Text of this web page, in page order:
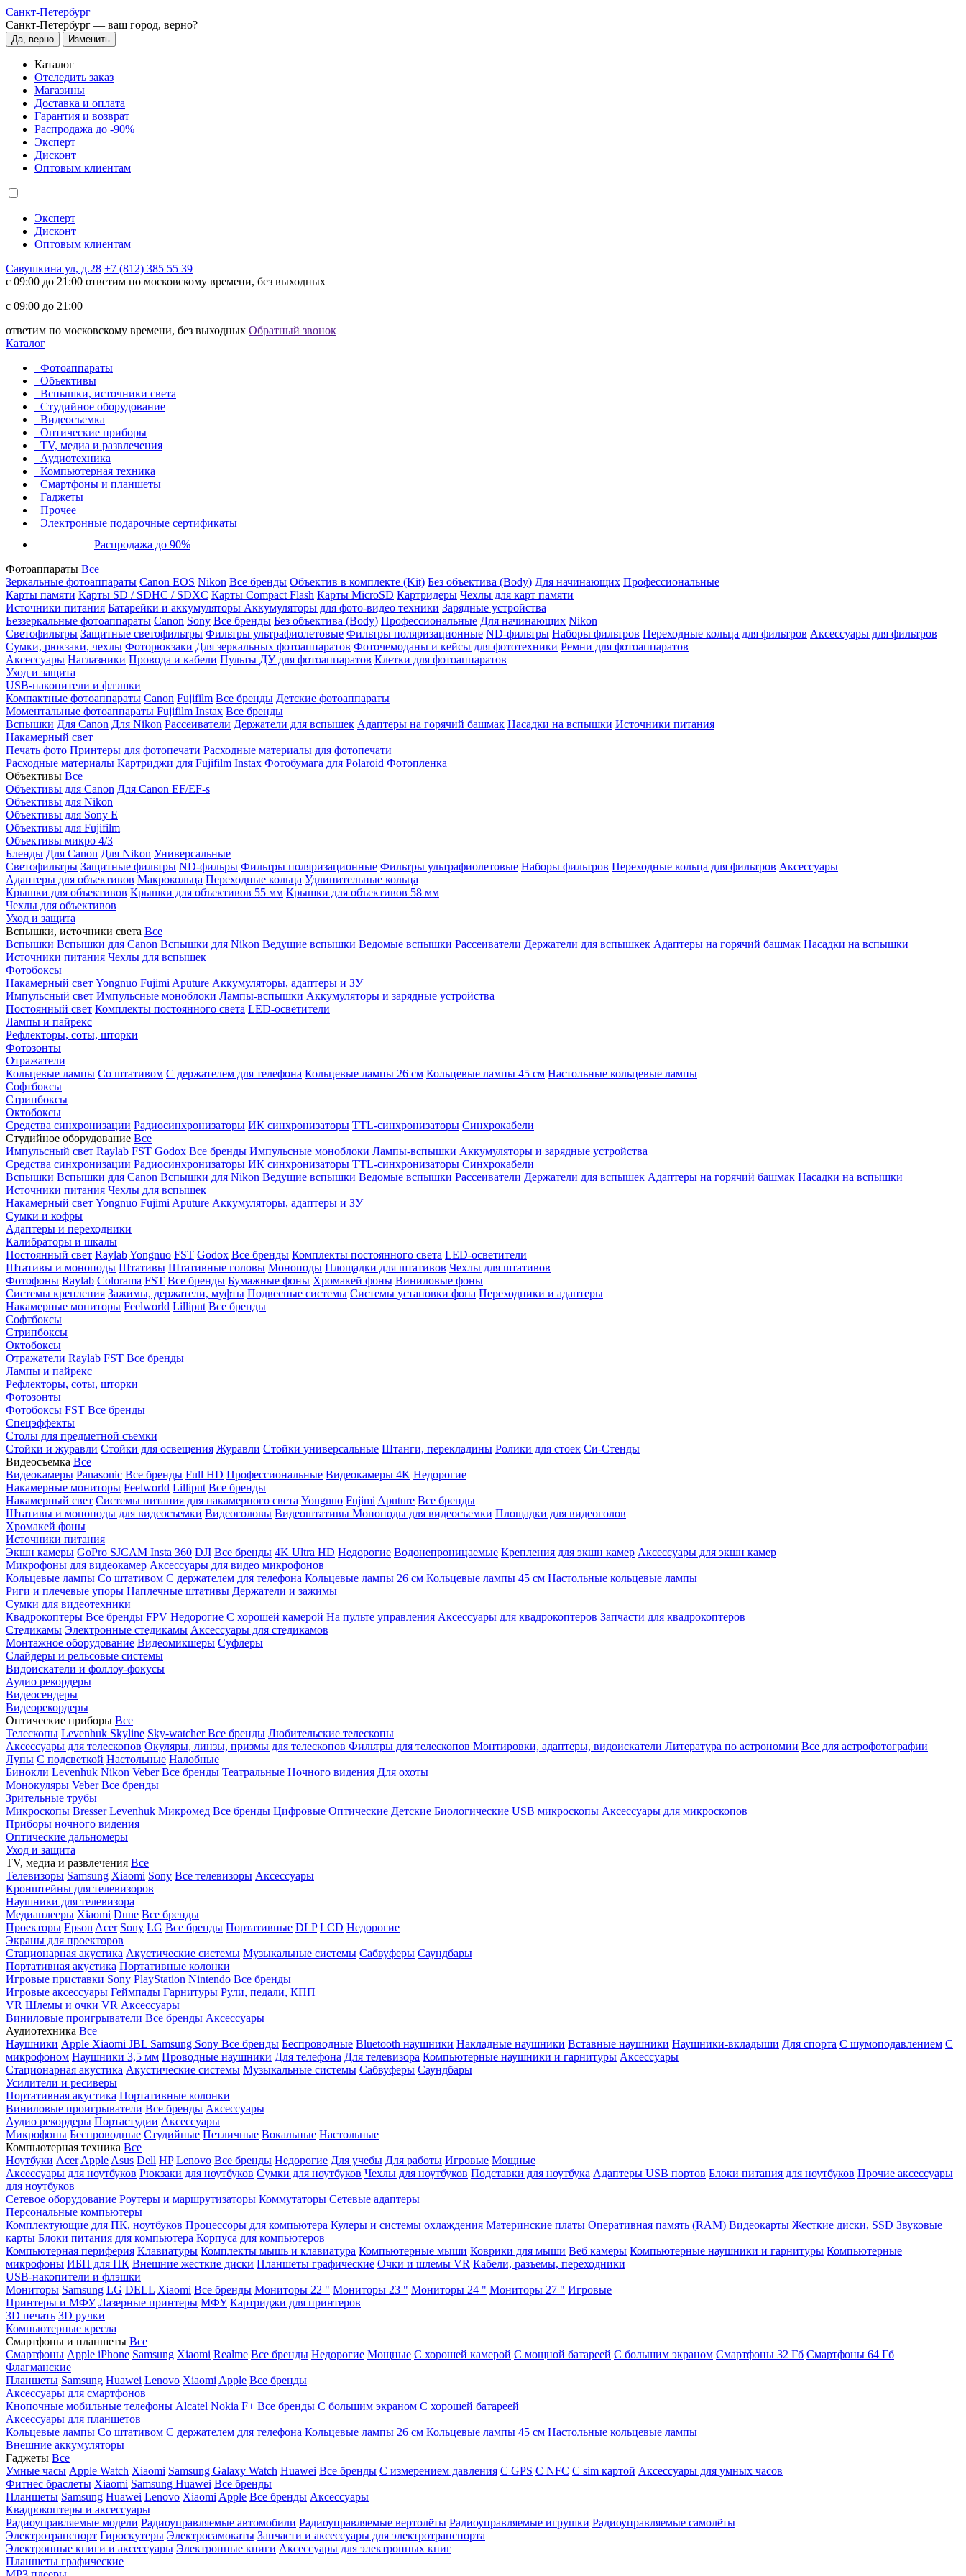
Санкт-Петербург
Санкт-Петербург — ваш город, верно?
Да, верно Изменить
Каталог
Отследить заказ
Магазины
Доставка и оплата
Гарантия и возврат
Распродажа до -90%
Эксперт
Дисконт
Оптовым клиентам
Эксперт
Дисконт
Оптовым клиентам
Савушкина ул, д.28 +7 (812) 385 55 39
c 09:00 до 21:00 ответим по московскому времени, без выходных
c 09:00 до 21:00
ответим по московскому времени, без выходных Обратный звонок
Каталог
Фотоаппараты
Объективы
Вспышки, источники света
Студийное оборудование
Видеосъемка
Оптические приборы
TV, медиа и развлечения
Аудиотехника
Компьютерная техника
Смартфоны и планшеты
Гаджеты
Прочее
Электронные подарочные сертификаты
Распродажа до 90%
Фотоаппараты Все
Зеркальные фотоаппараты Canon EOS Nikon Все бренды Объектив в комплекте (Kit) Без объектива (Body) Для начинающих Профессиональные
Карты памяти Карты SD / SDHC / SDXC Карты Compact Flash Карты MicroSD Картридеры Чехлы для карт памяти
Источники питания Батарейки и аккумуляторы Аккумуляторы для фото-видео техники Зарядные устройства
Беззеркальные фотоаппараты Canon Sony Все бренды Без объектива (Body) Профессиональные Для начинающих Nikon
Светофильтры Защитные светофильтры Фильтры ультрафиолетовые Фильтры поляризационные ND-фильтры Наборы фильтров Переходные кольца для фильтров Аксессуары для фильтров
Сумки, рюкзаки, чехлы Фоторюкзаки Для зеркальных фотоаппаратов Фоточемоданы и кейсы для фототехники Ремни для фотоаппаратов
Аксессуары Наглазники Провода и кабели Пульты ДУ для фотоаппаратов Клетки для фотоаппаратов
Уход и защита
USB-накопители и флэшки
Компактные фотоаппараты Canon Fujifilm Все бренды Детские фотоаппараты
Моментальные фотоаппараты Fujifilm Instax Все бренды
Вспышки Для Canon Для Nikon Рассеиватели Держатели для вспышек Адаптеры на горячий башмак Насадки на вспышки Источники питания
Накамерный свет
Печать фото Принтеры для фотопечати Расходные материалы для фотопечати
Расходные материалы Картриджи для Fujifilm Instax Фотобумага для Polaroid Фотопленка
Объективы Все
Объективы для Canon Для Canon EF/EF-s
Объективы для Nikon
Объективы для Sony E
Объективы для Fujifilm
Объективы микро 4/3
Бленды Для Canon Для Nikon Универсальные
Светофильтры Защитные фильтры ND-фильры Фильтры поляризационные Фильтры ультрафиолетовые Наборы фильтров Переходные кольца для фильтров Аксессуары
Адаптеры для объективов Макрокольца Переходные кольца Удлинительные кольца
Крышки для объективов Крышки для объективов 55 мм Крышки для объективов 58 мм
Чехлы для объективов
Уход и защита
Вспышки, источники света Все
Вспышки Вспышки для Canon Вспышки для Nikon Ведущие вспышки Ведомые вспышки Рассеиватели Держатели для вспышкек Адаптеры на горячий башмак Насадки на вспышки
Источники питания Чехлы для вспышек
Фотобоксы
Накамерный свет Yongnuo Fujimi Aputure Аккумуляторы, адаптеры и ЗУ
Импульсный свет Импульсные моноблоки Лампы-вспышки Аккумуляторы и зарядные устройства
Постоянный свет Комплекты постоянного света LED-осветители
Лампы и пайрекс
Рефлекторы, соты, шторки
Фотозонты
Отражатели
Кольцевые лампы Со штативом С держателем для телефона Кольцевые лампы 26 см Кольцевые лампы 45 см Настольные кольцевые лампы
Софтбоксы
Стрипбоксы
Октобоксы
Средства синхронизации Радиосинхронизаторы ИК синхронизаторы TTL-синхронизаторы Синхрокабели
Студийное оборудование Все
Импульсный свет Raylab FST Godox Все бренды Импульсные моноблоки Лампы-вспышки Аккумуляторы и зарядные устройства
Средства синхронизации Радиосинхронизаторы ИК синхронизаторы TTL-синхронизаторы Синхрокабели
Вспышки Вспышки для Canon Вспышки для Nikon Ведущие вспышки Ведомые вспышки Рассеиватели Держатели для вспышек Адаптеры на горячий башмак Насадки на вспышки
Источники питания Чехлы для вспышек
Накамерный свет Yongnuo Fujimi Aputure Аккумуляторы, адаптеры и ЗУ
Сумки и кофры
Адаптеры и переходники
Калибраторы и шкалы
Постоянный свет RaylabYongnuo FST Godox Все бренды Комплекты постоянного света LED-осветители
Штативы и моноподы Штативы Штативные головы Моноподы Площадки для штативов Чехлы для штативов
Фотофоны Raylab Colorama FST Все бренды Бумажные фоны Хромакей фоны Виниловые фоны
Системы крепления Зажимы, держатели, муфты Подвесные системы Системы установки фона Переходники и адаптеры
Накамерные мониторы Feelworld Lilliput Все бренды
Софтбоксы
Стрипбоксы
Октобоксы
Отражатели Raylab FST Все бренды
Лампы и пайрекс
Рефлекторы, соты, шторки
Фотозонты
Фотобоксы FST Все бренды
Спецэффекты
Столы для предметной съемки
Стойки и журавли Стойки для освещения Журавли Стойки универсальные Штанги, перекладины Ролики для стоек Си-Стенды
Видеосъемка Все
Видеокамеры Panasonic Все бренды Full HD Профессиональные Видеокамеры 4K Недорогие
Накамерные мониторы Feelworld Lilliput Все бренды
Накамерный свет Системы питания для накамерного света Yongnuo Fujimi Aputure Все бренды
Штативы и моноподы для видеосъемки Видеоголовы Видеоштативы Моноподы для видеосъемки Площадки для видеоголов
Хромакей фоны
Источники питания
Экшн камеры GoPro SJCAM Insta 360 DJI Все бренды 4K Ultra HD Недорогие Водонепроницаемые Крепления для экшн камер Аксессуары для экшн камер
Микрофоны для видеокамер Аксессуары для видео микрофонов
Кольцевые лампы Со штативом C держателем для телефона Кольцевые лампы 26 см Кольцевые лампы 45 см Настольные кольцевые лампы
Риги и плечевые упоры Наплечные штативы Держатели и зажимы
Сумки для видеотехники
Квадрокоптеры Все бренды FPV Недорогие С хорошей камерой На пульте управления Аксессуары для квадрокоптеров Запчасти для квадрокоптеров
Стедикамы Электронные стедикамы Аксессуары для стедикамов
Монтажное оборудование Видеомикшеры Суфлеры
Слайдеры и рельсовые системы
Видоискатели и фоллоу-фокусы
Аудио рекордеры
Видеосендеры
Видеорекордеры
Оптические приборы Все
Телескопы Levenhuk Skyline Sky-watcherВсе бренды Любительские телескопы
Аксессуары для телескопов Окуляры, линзы, призмы для телескопов Фильтры для телескопов Монтировки, адаптеры, видоискатели Литература по астрономии Все для астрофотографии
Лупы С подсветкой Настольные Налобные
Бинокли Levenhuk Nikon VeberВсе бренды Театральные Ночного видения Для охоты
Монокуляры Veber Все бренды
Зрительные трубы
Микроскопы BresserLevenhuk Микромед Все бренды Цифровые Оптические Детские Биологические USB микроскопы Аксессуары для микроскопов
Приборы ночного видения
Оптические дальномеры
Уход и защита
TV, медиа и развлечения Все
Телевизоры Samsung Xiaomi Sony Все телевизоры Аксессуары
Кронштейны для телевизоров
Наушники для телевизора
Медиаплееры Xiaomi Dune Все бренды
Проекторы Epson Acer Sony LG Все бренды Портативные DLP LCD Недорогие
Экраны для проекторов
Стационарная акустика Акустические системы Музыкальные системы Сабвуферы Саундбары
Портативная акустика Портативные колонки
Игровые приставки Sony PlayStation Nintendo Все бренды
Игровые аксессуары Геймпады Гарнитуры Рули, педали, КПП
VR Шлемы и очки VR Аксессуары
Виниловые проигрыватели Все бренды Аксессуары
Аудиотехника Все
Наушники Apple Xiaomi JBL Samsung Sony Все бренды Беспроводные Bluetooth наушники Накладные наушники Вставные наушники Наушники-вкладыши Для спорта С шумоподавлением С
микрофоном Наушники 3,5 мм Проводные наушники Для телефона Для телевизора Компьютерные наушники и гарнитуры Аксессуары
Стационарная акустика Акустические системы Музыкальные системы Сабвуферы Саундбары
Усилители и ресиверы
Портативная акустика Портативные колонки
Виниловые проигрыватели Все бренды Аксессуары
Аудио рекордеры Портастудии Аксессуары
Микрофоны Беспроводные Студийные Петличные Вокальные Настольные
Компьютерная техника Все
Ноутбуки Acer Apple Asus Dell HP Lenovo Все бренды Недорогие Для учебы Для работы Игровые Мощные
Аксессуары для ноутбуков Рюкзаки для ноутбуков Сумки для ноутбуков Чехлы для ноутбуков Подставки для ноутбука Адаптеры USB портов Блоки питания для ноутбуков Прочие аксессуары
для ноутбуков
Сетевое оборудование Роутеры и маршрутизаторы Коммутаторы Сетевые адаптеры
Персональные компьютеры
Комплектующие для ПК, ноутбуков Процессоры для компьютера Кулеры и системы охлаждения Материнские платы Оперативная память (RAM) Видеокарты Жесткие диски, SSD Звуковые
карты Блоки питания для компьютера Корпуса для компьютеров
Компьютерная периферия Клавиатуры Комплекты мышь и клавиатура Компьютерные мыши Коврики для мыши Веб камеры Компьютерные наушники и гарнитуры Компьютерные
микрофоны ИБП для ПК Внешние жесткие диски Планшеты графические Очки и шлемы VR Кабели, разъемы, переходники
USB-накопители и флэшки
Мониторы Samsung LG DELL Xiaomi Все бренды Мониторы 22 " Мониторы 23 " Мониторы 24 " Мониторы 27 " Игровые
Принтеры и МФУ Лазерные принтеры МФУ Картриджи для принтеров
3D печать 3D ручки
Компьютерные кресла
Смартфоны и планшеты Все
Смартфоны Apple iPhone Samsung Xiaomi Realme Все бренды Недорогие Мощные С хорошей камерой С мощной батареей С большим экраном Смартфоны 32 Гб Смартфоны 64 Гб
Флагманские
Планшеты Samsung Huawei Lenovo Xiaomi Apple Все бренды
Аксессуары для смартфонов
Кнопочные мобильные телефоны Alcatel Nokia F+ Все бренды С большим экраном С хорошей батареей
Аксессуары для планшетов
Кольцевые лампы Со штативом C держателем для телефона Кольцевые лампы 26 см Кольцевые лампы 45 см Настольные кольцевые лампы
Внешние аккумуляторы
Гаджеты Все
Умные часы Apple Watch Xiaomi Samsung Galaxy Watch Huawei Все бренды C измерением давления C GPS C NFC C sim картой Аксессуары для умных часов
Фитнес браслеты Xiaomi Samsung Huawei Все бренды
Планшеты Samsung Huawei Lenovo Xiaomi Apple Все бренды Аксессуары
Квадрокоптеры и аксессуары
Радиоуправляемые модели Радиоуправляемые автомобили Радиоуправляемые вертолёты Радиоуправляемые игрушки Радиоуправляемые самолёты
Электротранспорт Гироскутеры Электросамокаты Запчасти и аксессуары для электротранспорта
Электронные книги и аксессуары Электронные книги Аксессуары для электронных книг
Планшеты графические